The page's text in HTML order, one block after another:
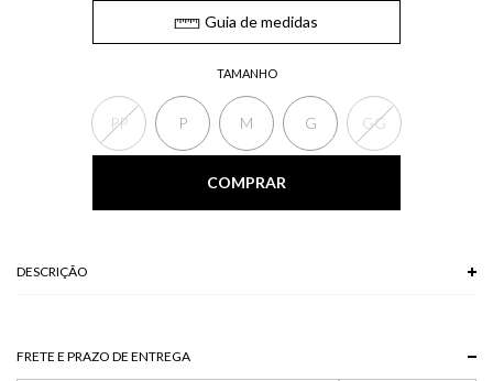
TAMANHO
PP P M G GG
Guia de medidas
COMPRAR
DESCRIÇÃO
FRETE E PRAZO DE ENTREGA